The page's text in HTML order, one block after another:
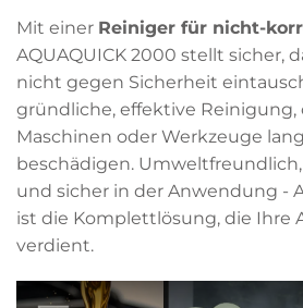
Mit einer Reiniger für nicht-
AQUAQUICK 2000 stellt sicher,
nicht gegen Sicherheit
gründliche, effektive Reinigung,
Maschinen oder Werkzeuge
beschädigen.
und sicher in der Anwendung -
ist die Komplettlösung, die Ihre
verdient.